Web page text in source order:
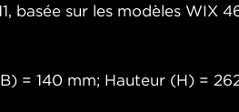
basée sur les modèles WIX
= 140 mm; Hauteur (H) =